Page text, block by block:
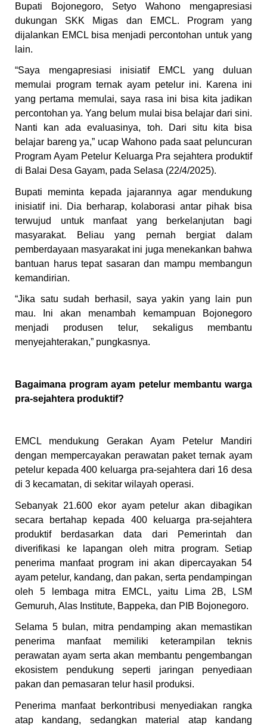
Bupati Bojonegoro, Setyo Wahono mengapresiasi
dukungan SKK Migas dan EMCL. Program yang
dijalankan EMCL bisa menjadi percontohan untuk yang
lain.
“Saya mengapresiasi inisiatif EMCL yang duluan
memulai program ternak ayam petelur ini. Karena ini
yang pertama memulai, saya rasa ini bisa kita jadikan
percontohan ya. Yang belum mulai bisa belajar dari sini.
Nanti kan ada evaluasinya, toh. Dari situ kita bisa
belajar bareng ya,” ucap Wahono pada saat peluncuran
Program Ayam Petelur Keluarga Pra sejahtera produktif
di Balai Desa Gayam, pada Selasa (22/4/2025).
Bupati meminta kepada jajarannya agar mendukung
inisiatif ini. Dia berharap, kolaborasi antar pihak bisa
terwujud untuk manfaat yang berkelanjutan bagi
masyarakat. Beliau yang pernah bergiat dalam
pemberdayaan masyarakat ini juga menekankan bahwa
bantuan harus tepat sasaran dan mampu membangun
kemandirian.
“Jika satu sudah berhasil, saya yakin yang lain pun
mau. Ini akan menambah kemampuan Bojonegoro
menjadi produsen telur, sekaligus membantu
menyejahterakan,” pungkasnya.
Bagaimana program ayam petelur membantu warga
pra-sejahtera produktif?
EMCL mendukung Gerakan Ayam Petelur Mandiri
dengan mempercayakan perawatan paket ternak ayam
petelur kepada 400 keluarga pra-sejahtera dari 16 desa
di 3 kecamatan, di sekitar wilayah operasi.
Sebanyak 21.600 ekor ayam petelur akan dibagikan
secara bertahap kepada 400 keluarga pra-sejahtera
produktif berdasarkan data dari Pemerintah dan
diverifikasi ke lapangan oleh mitra program. Setiap
penerima manfaat program ini akan dipercayakan 54
ayam petelur, kandang, dan pakan, serta pendampingan
oleh 5 lembaga mitra EMCL, yaitu Lima 2B, LSM
Gemuruh, Alas Institute, Bappeka, dan PIB Bojonegoro.
Selama 5 bulan, mitra pendamping akan memastikan
penerima manfaat memiliki keterampilan teknis
perawatan ayam serta akan membantu pengembangan
ekosistem pendukung seperti jaringan penyediaan
pakan dan pemasaran telur hasil produksi.
Penerima manfaat berkontribusi menyediakan rangka
atap kandang, sedangkan material atap kandang